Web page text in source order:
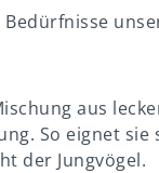
aus
So eignet
der Jungvögel.